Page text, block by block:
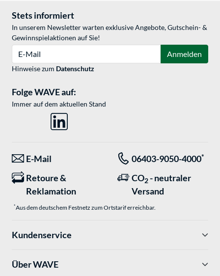
Stets informiert
In unserem Newsletter warten exklusive Angebote, Gutschein- &
Gewinnspielaktionen auf Sie!
Anmelden
Hinweise zum Datenschutz
Folge WAVE auf:
Immer auf dem aktuellen Stand
E-Mail 06403-9050-4000*
Retoure &
Reklamation
CO2 - neutraler
Versand
*Aus dem deutschem Festnetz zum Ortstarif erreichbar.
Kundenservice
Über WAVE